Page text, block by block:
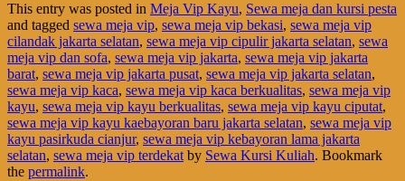
This entry was posted in Meja Vip Kayu, Sewa meja dan kursi pesta
and tagged sewa meja vip, sewa meja vip bekasi, sewa meja vip
cilandak jakarta selatan, sewa meja vip cipulir jakarta selatan, sewa
meja vip dan sofa, sewa meja vip jakarta, sewa meja vip jakarta
barat, sewa meja vip jakarta pusat, sewa meja vip jakarta selatan,
sewa meja vip kaca, sewa meja vip kaca berkualitas, sewa meja vip
kayu, sewa meja vip kayu berkualitas, sewa meja vip kayu ciputat,
sewa meja vip kayu kaebayoran baru jakarta selatan, sewa meja vip
kayu pasirkuda cianjur, sewa meja vip kebayoran lama jakarta
selatan, sewa meja vip terdekat by Sewa Kursi Kuliah. Bookmark
the permalink.